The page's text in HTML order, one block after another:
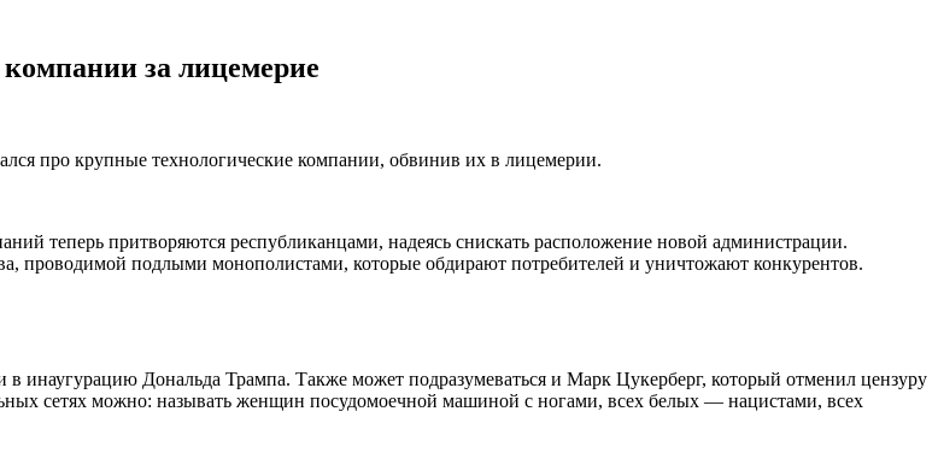
за лицемерие
про крупные технологические компании, обвинив их в лицемерии.
теперь притворяются республиканцами, надеясь снискать расположение новой администрации.
проводимой подлыми монополистами, которые обдирают потребителей и уничтожают конкурентов.
инаугурацию Дональда Трампа. Также может подразумеваться и Марк Цукерберг, который отменил цензуру
сетях можно: называть женщин посудомоечной машиной с ногами, всех белых — нацистами, всех